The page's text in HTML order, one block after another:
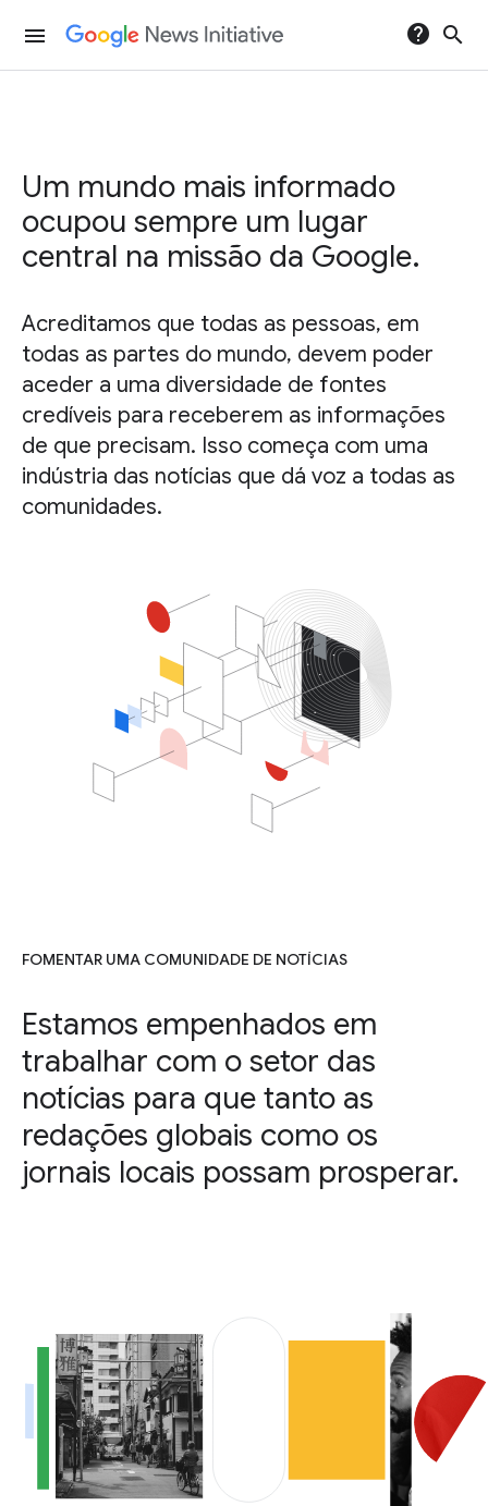
menu help search
Um mundo mais informado
ocupou sempre um lugar
central na missão da Google.
Acreditamos que todas as pessoas, em
todas as partes do mundo, devem poder
aceder a uma diversidade de fontes
credíveis para receberem as informações
de que precisam. Isso começa com uma
indústria das notícias que dá voz a todas as
comunidades.
FOMENTAR UMA COMUNIDADE DE NOTÍCIAS
Estamos empenhados em
trabalhar com o setor das
notícias para que tanto as
redações globais como os
jornais locais possam prosperar.